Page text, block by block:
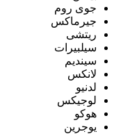
جوى روم
جيرماكس
ريتشى
سيلبيرات
سينديم
لانكس
لدنيو
لوجيكس
هوكو
يوجرين